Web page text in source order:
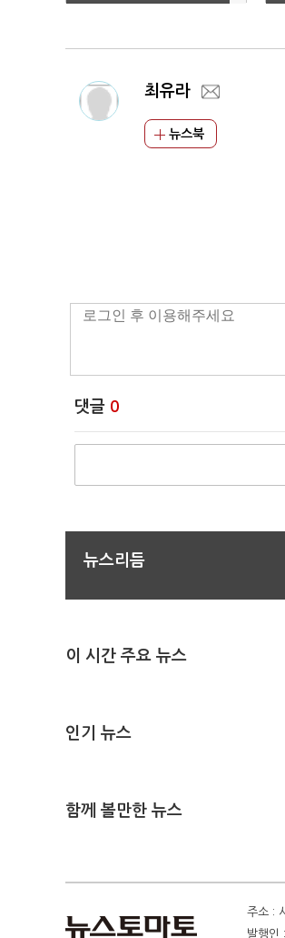
그만하라"
최유라
뉴스북
댓글 0
뉴스리듬
이 시간 주요 뉴스
인기 뉴스
함께 볼만한 뉴스
주소 :
발행인